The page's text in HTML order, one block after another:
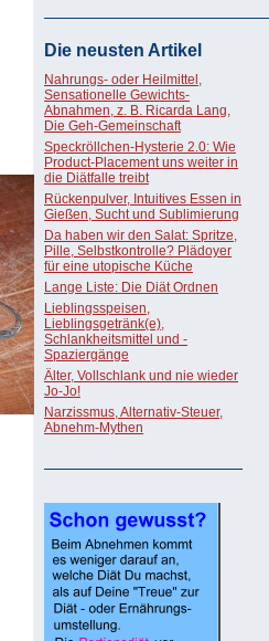
Die neusten Artikel
Nahrungs- oder Heilmittel,
Sensationelle Gewichts-
Abnahmen, z. B. Ricarda Lang,
Die Geh-Gemeinschaft
Speckröllchen-Hysterie 2.0: Wie
Product-Placement uns weiter in
die Diätfalle treibt
Rückenpulver, Intuitives Essen in
Gießen, Sucht und Sublimierung
Da haben wir den Salat: Spritze,
Pille, Selbstkontrolle? Plädoyer
für eine utopische Küche
Lange Liste: Die Diät Ordnen
Lieblingsspeisen,
Lieblingsgetränk(e),
Schlankheitsmittel und -
Spaziergänge
Älter, Vollschlank und nie wieder
Jo-Jo!
Narzissmus, Alternativ-Steuer,
Abnehm-Mythen